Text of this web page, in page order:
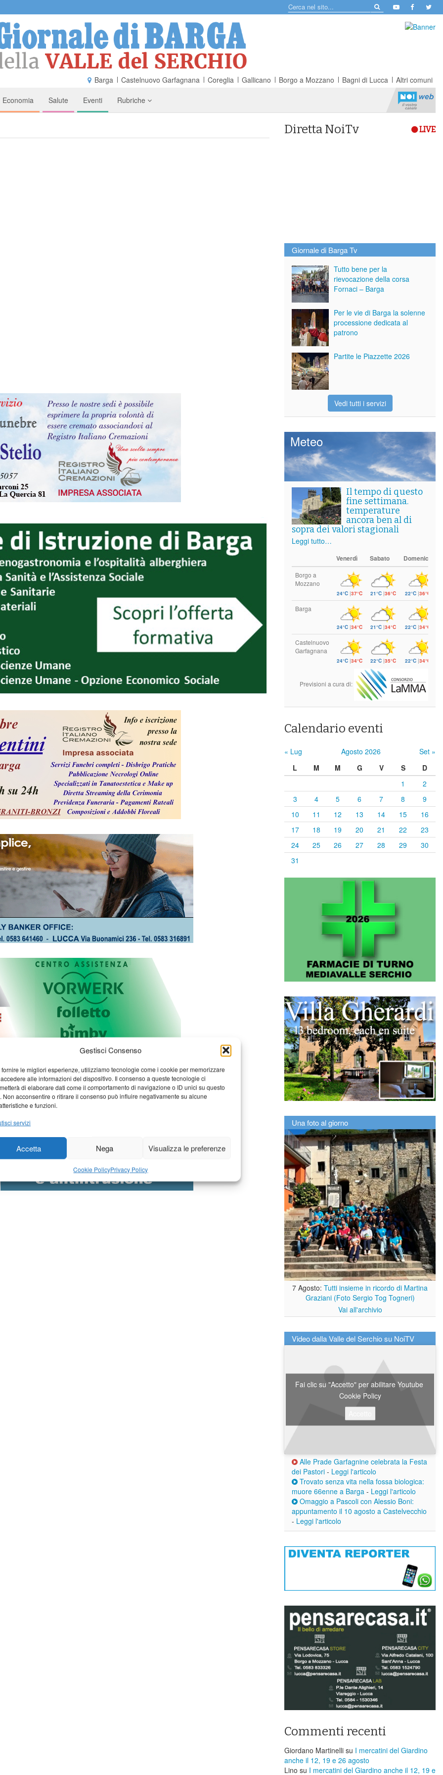
Gestisci Consenso
fornire le migliori esperienze, utilizziamo tecnologie come i cookie per memorizzare
alle informazioni del dispositivo. Il consenso a queste tecnologie ci
di elaborare dati come il comportamento di navigazione o ID unici su questo
Non acconsentire o ritirare il consenso può influire negativamente su alcune
e funzioni.
servizi
Accetta Nega Visualizza le preferenze
Cookie PolicyPrivacy Policy
Barga Castelnuovo Garfagnana Coreglia Gallicano Borgo a Mozzano Bagni di Lucca Altri comuni
Economia Salute Eventi Rubriche
Diretta NoiTv LIVE
Giornale di Barga Tv
Tutto bene per la
rievocazione della corsa
Fornaci – Barga
Per le vie di Barga la solenne
processione dedicata al
patrono
Partite le Piazzette 2026
Vedi tutti i servizi
Meteo
Il tempo di questo
fine settimana.
temperature
ancora ben al di
sopra dei valori stagionali
Leggi tutto…
Venerdì Sabato Domenica
Borgo a
Mozzano
24°C |37°C 21°C |36°C 22°C |36°C
Barga
24°C |34°C 21°C |34°C 22°C |34°C
Castelnuovo
Garfagnana
24°C |34°C 22°C |35°C 22°C |34°C
Previsioni a cura di:
Calendario eventi
« Lug Agosto 2026
Set »
L
M M G V S
D
1
2
3
4 5 6 7 8
9
10
11 12 13 14 15
16
17
18 19 20 21 22
23
24
25 26 27 28 29
30
31
Una foto al giorno
7 Agosto: Tutti insieme in ricordo di Martina
Graziani (Foto Sergio Tog Togneri)
Vai all'archivio
Video dalla Valle del Serchio su NoiTV
Fai clic su "Accetto" per abilitare Youtube
Cookie Policy
Alle Prade Garfagnine celebrata la Festa
dei Pastori - Leggi l'articolo
Trovato senza vita nella fossa biologica:
muore 66enne a Barga - Leggi l'articolo
Omaggio a Pascoli con Alessio Boni:
appuntamento il 10 agosto a Castelvecchio
- Leggi l'articolo
Commenti recenti
Giordano Martinelli su I mercatini del Giardino
anche il 12, 19 e 26 agosto
Lino su I mercatini del Giardino anche il 12, 19 e